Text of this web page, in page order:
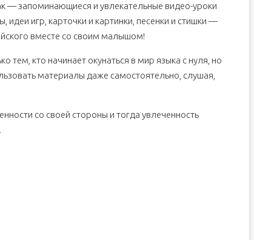
9 самых интересных
английский язык с ребенком
английский
— запоминающиеся и увлекательные видео-уроки
игр, карточки и картинки, песенки и стишки —
вместе со своим малышом!
тем, кто начинает окунаться в мир языка с нуля, но
материалы даже самостоятельно, слушая,
со своей стороны и тогда увлеченность